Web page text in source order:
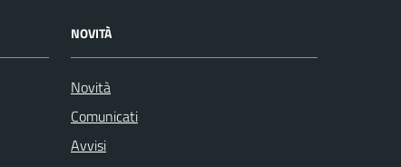
NOVITÀ
Novità
Comunicati
Avvisi